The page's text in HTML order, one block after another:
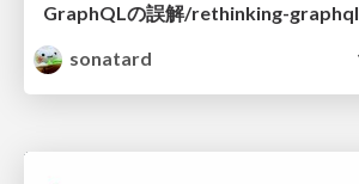
GraphQLの誤解/rethinking-graphql
sonatard